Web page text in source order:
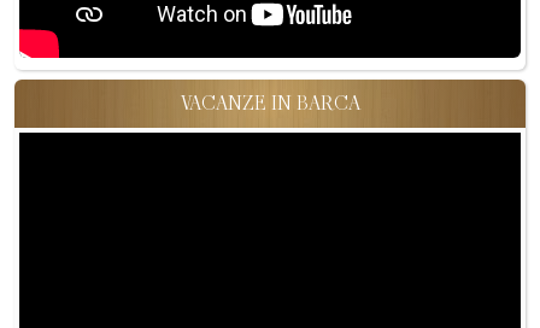
VACANZE IN BARCA